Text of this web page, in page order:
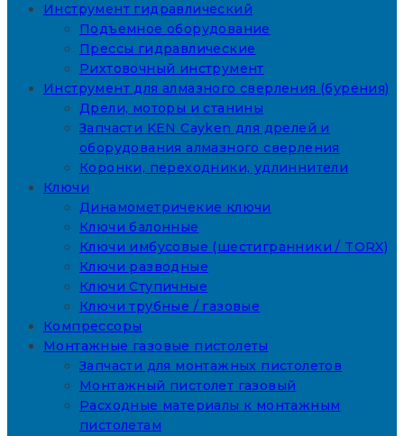
Инструмент гидравлический
Подъемное оборудование
Прессы гидравлические
Рихтовочный инструмент
Инструмент для алмазного сверления (бурения)
Дрели, моторы и станины
Запчасти KEN Cayken для дрелей и
оборудования алмазного сверления
Коронки, переходники, удлиннители
Ключи
Динамометричекие ключи
Ключи балонные
Ключи имбусовые (шестигранники / TORX)
Ключи разводные
Ключи Ступичные
Ключи трубные / газовые
Компрессоры
Монтажные газовые пистолеты
Запчасти для монтажных пистолетов
Монтажный пистолет газовый
Расходные материалы к монтажным
пистолетам